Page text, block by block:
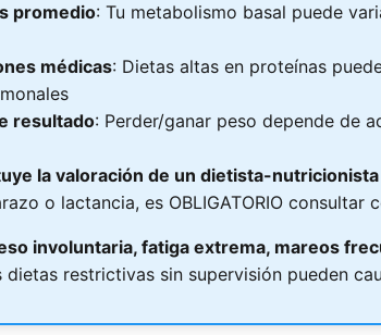
promedio: Tu metabolismo basal puede
médicas: Dietas altas en proteínas
resultado: Perder/ganar peso depende de
la valoración de un dietista-
o lactancia, es OBLIGATORIO
involuntaria, fatiga extrema, mareos
dietas restrictivas sin supervisión pueden